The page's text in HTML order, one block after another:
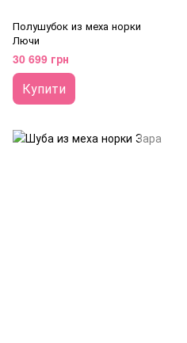
Полушубок из меха норки
Лючи
30 699 грн
Купити